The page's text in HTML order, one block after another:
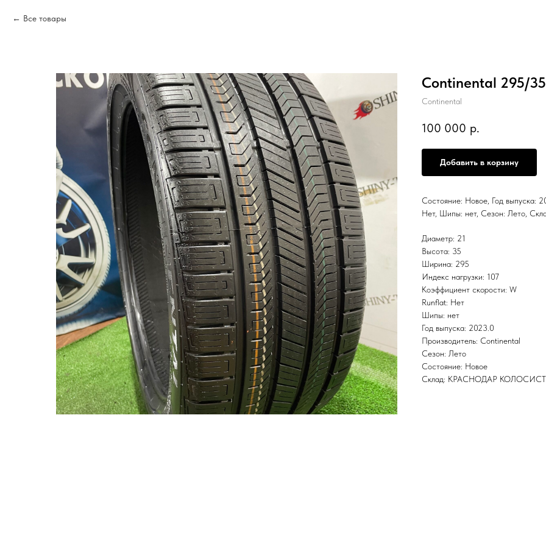
Все товары
Continental 295/35
Continental
100 000 р.
Добавить в корзину
Состояние: Новое, Год выпуска:
Нет, Шипы: нет, Сезон: Лето,
Диаметр: 21
Высота: 35
Ширина: 295
Индекс нагрузки: 107
Коэффициент скорости: W
Runflat: Нет
Шипы: нет
Год выпуска: 2023.0
Производитель: Continental
Сезон: Лето
Состояние: Новое
Склад: КРАСНОДАР